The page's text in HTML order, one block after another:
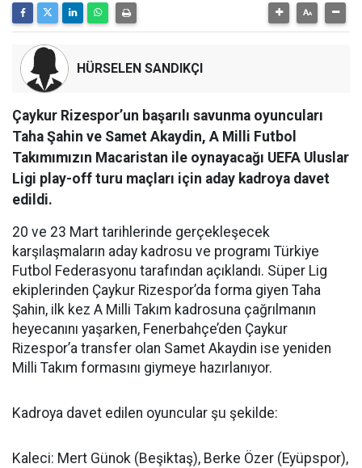
HÜRSELEN SANDIKÇI
Çaykur Rizespor’un başarılı savunma oyuncuları
Taha Şahin ve Samet Akaydin, A Milli Futbol
Takımımızın Macaristan ile oynayacağı UEFA Uluslar
Ligi play-off turu maçları için aday kadroya davet
edildi.
20 ve 23 Mart tarihlerinde gerçekleşecek
karşılaşmaların aday kadrosu ve programı Türkiye
Futbol Federasyonu tarafından açıklandı. Süper Lig
ekiplerinden Çaykur Rizespor’da forma giyen Taha
Şahin, ilk kez A Milli Takım kadrosuna çağrılmanın
heyecanını yaşarken, Fenerbahçe’den Çaykur
Rizespor’a transfer olan Samet Akaydin ise yeniden
Milli Takım formasını giymeye hazırlanıyor.
Kadroya davet edilen oyuncular şu şekilde:
Kaleci: Mert Günok (Beşiktaş), Berke Özer (Eyüpspor),